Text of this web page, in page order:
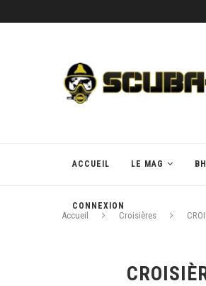
ACCUEIL LE MAG
CONNEXION
Accueil Croisières